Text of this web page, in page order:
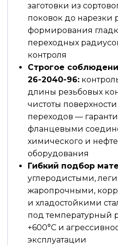
заготовки из
поковок до нарезки
формирования
переходных
контроля
Строгое
26-2040-96:
длины резьбовых
чистоты
переходов —
фланцевыми
химического и
оборудования
Гибкий подбор
углеродистыми,
жаропрочными,
и хладостойкими
под температурный
+600°С и
эксплуатации